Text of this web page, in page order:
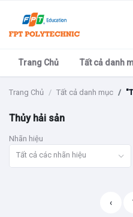
Trang Chủ Tất cả danh
Trang Chủ Tất cả danh mục
Thủy hải sản
Nhãn hiệu
Tất cả các nhãn hiệu
‹